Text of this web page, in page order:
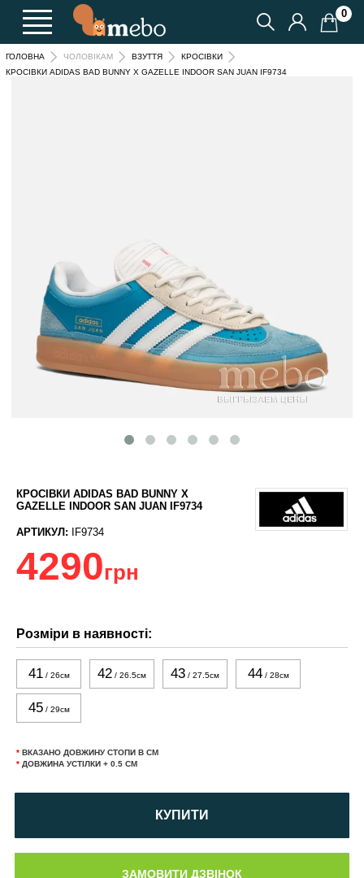
0
ГОЛОВНА ЧОЛОВІКАМ ВЗУТТЯ
КРОСІВКИ
КРОСІВКИ ADIDAS BAD BUNNY X GAZELLE INDOOR SAN JUAN IF9734
КРОСІВКИ ADIDAS BAD BUNNY X
GAZELLE INDOOR SAN JUAN IF9734
АРТИКУЛ: IF9734
4290грн
Розміри в наявності:
41/ 26см 42 / 26.5см 43 / 27.5см 44/ 28см
45/ 29см
* ВКАЗАНО ДОВЖИНУ СТОПИ В СМ
* ДОВЖИНА УСТІЛКИ + 0.5 СМ
КУПИТИ